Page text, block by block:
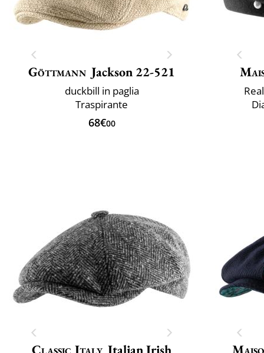
Göttmann Jackson 22-521
duckbill in paglia
Traspirante
68€00